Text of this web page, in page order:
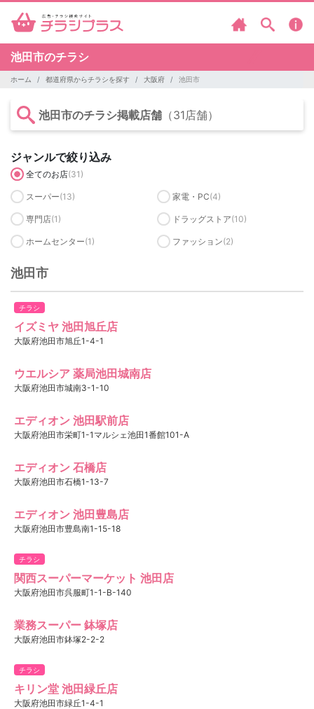
池田市のチラシ
ホーム 都道府県からチラシを探す 大阪府 池田市
池田市のチラシ掲載店舗 （31店舗）
ジャンルで絞り込み
全てのお店(31)
スーパー(13) 家電・PC(4)
専門店(1) ドラッグストア(10)
ホームセンター(1) ファッション(2)
池田市
チラシ
イズミヤ 池田旭丘店
大阪府池田市旭丘1-4-1
ウエルシア 薬局池田城南店
大阪府池田市城南3-1-10
エディオン 池田駅前店
大阪府池田市栄町1-1マルシェ池田1番館101-A
エディオン 石橋店
大阪府池田市石橋1-13-7
エディオン 池田豊島店
大阪府池田市豊島南1-15-18
チラシ
関西スーパーマーケット 池田店
大阪府池田市呉服町1-1-B-140
業務スーパー 鉢塚店
大阪府池田市鉢塚2-2-2
チラシ
キリン堂 池田緑丘店
大阪府池田市緑丘1-4-1